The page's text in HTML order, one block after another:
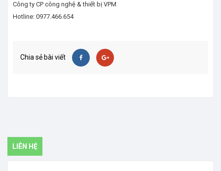
Công ty CP công nghệ & thiết bị VPM
Hotline: 0977.466.654
Chia sẻ bài viết
LIÊN HỆ